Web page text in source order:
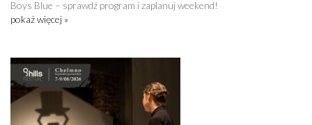
Boys Blue – sprawdź program i zaplanuj weekend!
pokaż więcej »